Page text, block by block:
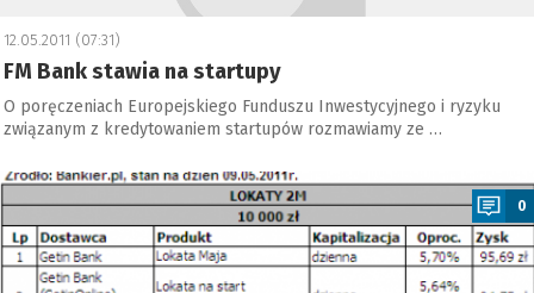
12.05.2011 (07:31)
FM Bank stawia na startupy
O poręczeniach Europejskiego Funduszu Inwestycyjnego i ryzyku
związanym z kredytowaniem startupów rozmawiamy ze …
0